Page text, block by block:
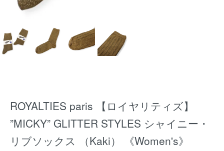
ROYALTIES paris 【ロイヤリティズ】
”MICKY” GLITTER STYLES シャイニー・
リブソックス （Kaki） 《Women's》